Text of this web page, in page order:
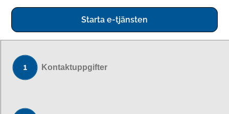
Starta e-tjänsten
Kontaktuppgifter